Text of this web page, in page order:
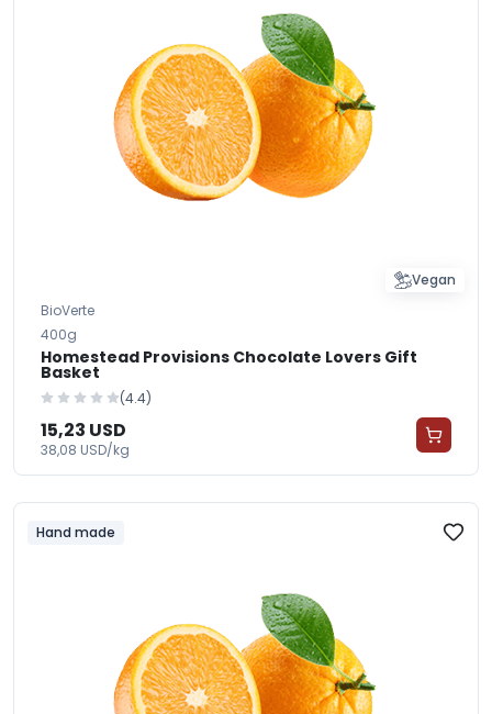
Vegan
BioVerte
400g
Homestead Provisions Chocolate Lovers Gift
Basket
(4.4)
15,23 USD
38,08 USD/kg
Hand made